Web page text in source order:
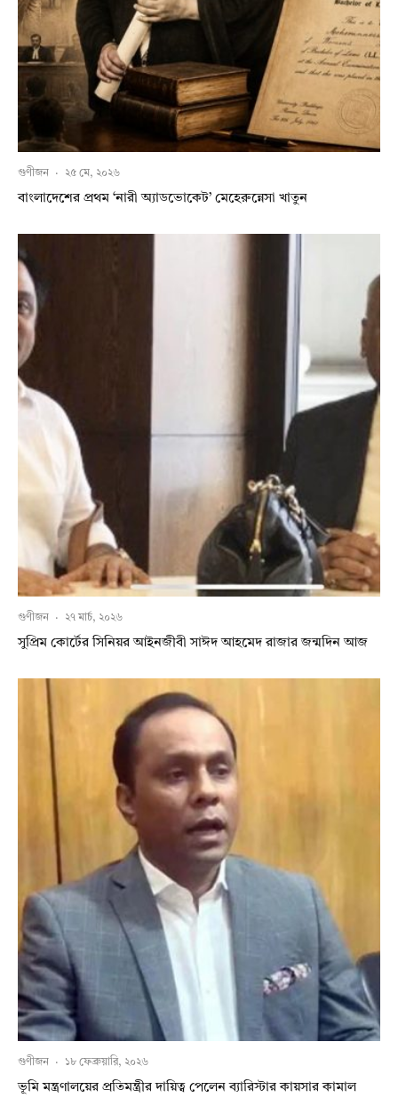
গুণীজন · ২৫ মে, ২০২৬
বাংলাদেশের প্রথম ‘নারী অ্যাডভোকেট’ মেহেরুন্নেসা খাতুন
গুণীজন · ২৭ মার্চ, ২০২৬
সুপ্রিম কোর্টের সিনিয়র আইনজীবী সাঈদ আহমেদ রাজার জন্মদিন আজ
গুণীজন · ১৮ ফেব্রুয়ারি, ২০২৬
ভূমি মন্ত্রণালয়ের প্রতিমন্ত্রীর দায়িত্ব পেলেন ব্যারিস্টার কায়সার কামাল